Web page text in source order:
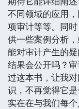
不同领域的应用
项审计等等。同
供一些案例分析
能对审计产生的
结果会公开吗？
过这本书，让我
识，不再觉得它
实在在与我们每